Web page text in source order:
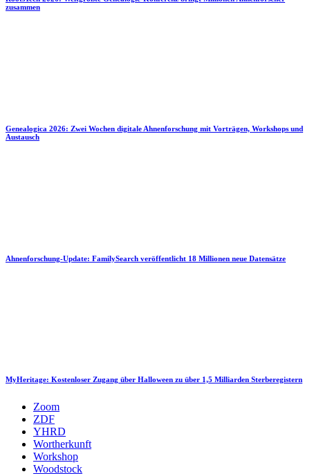
zusammen
Genealogica 2026: Zwei Wochen digitale Ahnenforschung mit Vorträgen, Workshops und
Austausch
Ahnenforschung-Update: FamilySearch veröffentlicht 18 Millionen neue Datensätze
MyHeritage: Kostenloser Zugang über Halloween zu über 1,5 Milliarden Sterberegistern
Zoom
ZDF
YHRD
Wortherkunft
Workshop
Woodstock